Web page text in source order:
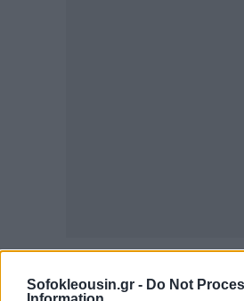
Sofokleousin.gr - Do Not
Σημειώνεται ότι η AXA
εξαγοράζεται τώρα από την